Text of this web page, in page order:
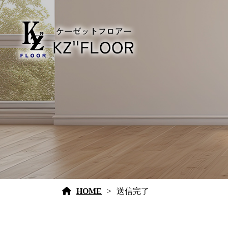
HOME 送信完了